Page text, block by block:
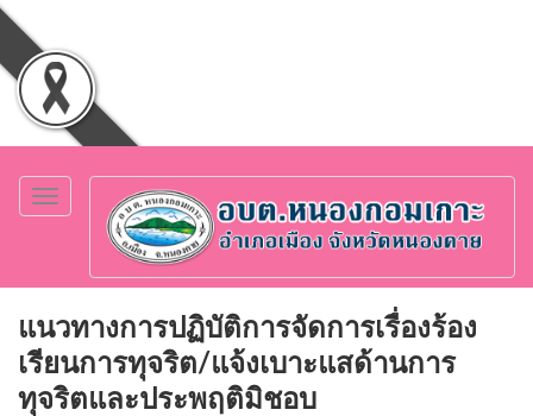
Toggle
navigation
แนวทางการปฏิบัติการจัดการเรื่องร้อง
เรียนการทุจริต/แจ้งเบาะแสด้านการ
ทุจริตและประพฤติมิชอบ